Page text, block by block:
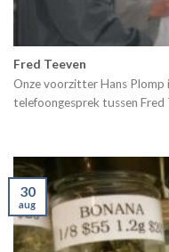
Fred Teeven
Onze voorzitter Hans Plomp
telefoongesprek tussen Fred
30
aug